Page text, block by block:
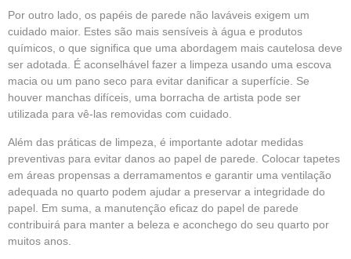
Por outro lado, os papéis de parede não laváveis exigem um
cuidado maior. Estes são mais sensíveis à água e produtos
químicos, o que significa que uma abordagem mais cautelosa deve
ser adotada. É aconselhável fazer a limpeza usando uma escova
macia ou um pano seco para evitar danificar a superfície. Se
houver manchas difíceis, uma borracha de artista pode ser
utilizada para vê-las removidas com cuidado.
Além das práticas de limpeza, é importante adotar medidas
preventivas para evitar danos ao papel de parede. Colocar tapetes
em áreas propensas a derramamentos e garantir uma ventilação
adequada no quarto podem ajudar a preservar a integridade do
papel. Em suma, a manutenção eficaz do papel de parede
contribuirá para manter a beleza e aconchego do seu quarto por
muitos anos.